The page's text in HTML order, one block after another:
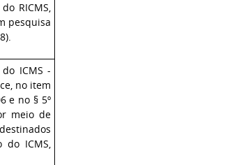
RICMS,
pesquisa
ICMS -
no item
e no § 5º
meio de
do ICMS,